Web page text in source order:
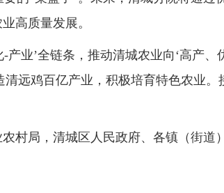
高质量发展。
业’全链条，推动清城农业向‘高产
远鸡百亿产业，积极培育特色农业
村局，清城区人民政府、各镇（街道